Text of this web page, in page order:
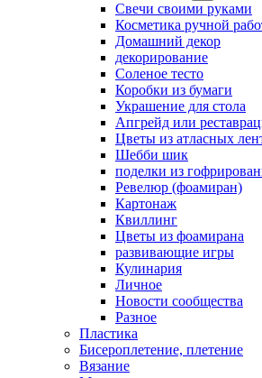
Свечи своими руками
Косметика ручной
Домашний декор
декорирование
Соленое тесто
Коробки из бумаги
Украшение для стола
Апгрейд или
Цветы из атласных
Шебби шик
поделки из
Ревелюр (фоамиран)
Картонаж
Квиллинг
Цветы из фоамирана
развивающие игры
Кулинария
Личное
Новости сообщества
Разное
Пластика
Бисероплетение, плетение
Вязание